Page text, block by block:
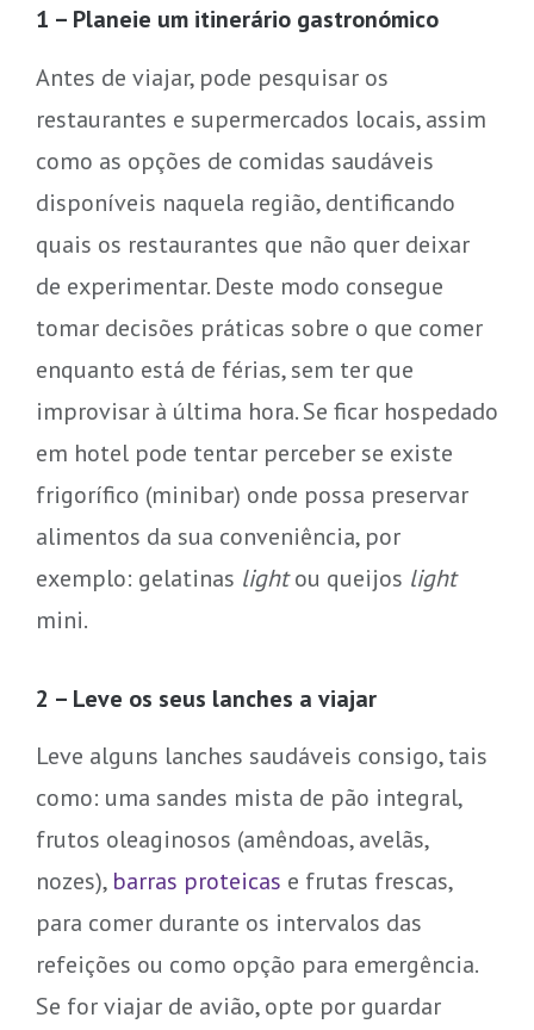
1 – Planeie um itinerário gastronómico
Antes de viajar, pode pesquisar os
restaurantes e supermercados locais, assim
como as opções de comidas saudáveis ​​
disponíveis naquela região, dentificando
quais os restaurantes que não quer deixar
de experimentar. Deste modo consegue
tomar decisões práticas sobre o que comer
enquanto está de férias, sem ter que
improvisar à última hora. Se ficar hospedado
em hotel pode tentar perceber se existe
frigorífico (minibar) onde possa preservar
alimentos da sua conveniência, por
exemplo: gelatinas lightou queijos light
mini.
2 – Leve os seus lanches a viajar
Leve alguns lanches saudáveis consigo, tais
como: uma sandes mista de pão integral,
frutos oleaginosos (amêndoas, avelãs,
nozes), barras proteicas e frutas frescas,
para comer durante os intervalos das
refeições ou como opção para emergência.
Se for viajar de avião, opte por guardar